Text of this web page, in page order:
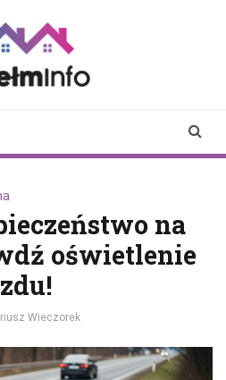
na
oświetlenie
Wieczorek